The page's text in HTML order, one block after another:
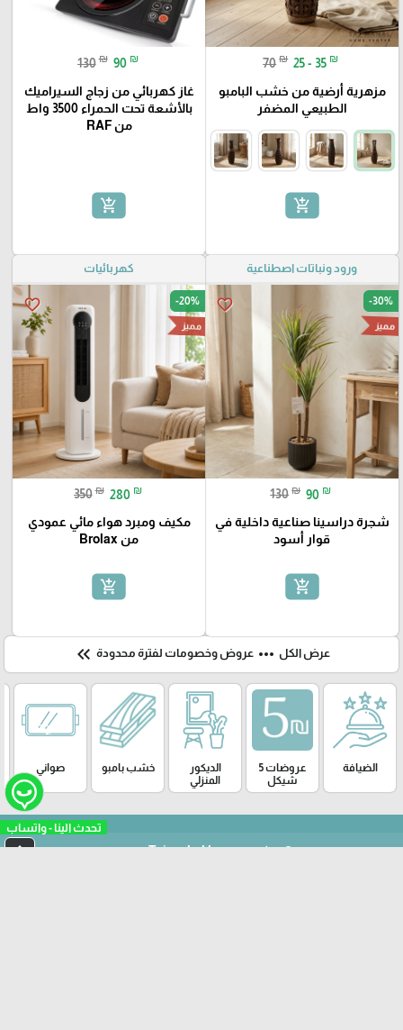
70 ₪ 25 - 35 ₪
مزهرية أرضية من خشب البامبو
الطبيعي المضفر
add_shopping_cart
130 ₪ 90 ₪
غاز كهربائي من زجاج السيراميك
بالأشعة تحت الحمراء 3500 واط
من RAF
add_shopping_cart
ورود ونباتات اصطناعية
favorite_border -30%
مميز
130 ₪ 90 ₪
شجرة دراسينا صناعية داخلية في
قوار أسود
add_shopping_cart
كهربائيات
favorite_border -20%
مميز
350 ₪ 280 ₪
مكيف ومبرد هواء مائي عمودي
من Brolax
add_shopping_cart
عرض الكل more_horiz عروض وخصومات لفترة محدودة keyboard_double_arrow_left
الضيافة
عروضات 5
شيكل
الديكور
المنزلي
خشب بامبو صواني
© Taj mahal home center
arrow_upward